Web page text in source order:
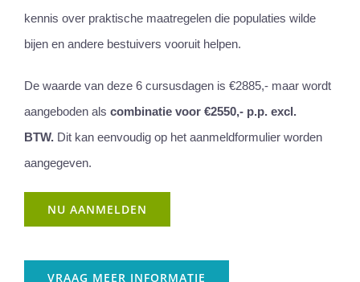
kennis over praktische maatregelen die populaties wilde
bijen en andere bestuivers vooruit helpen.
De waarde van deze 6 cursusdagen is €2885,- maar wordt
aangeboden als combinatie voor €2550,- p.p. excl.
BTW. Dit kan eenvoudig op het aanmeldformulier worden
aangegeven.
NU AANMELDEN
VRAAG MEER INFORMATIE